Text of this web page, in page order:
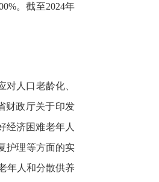
。截至2024年
人口老龄化、
财政厅关于印发
经济困难老年人
护理等方面的实
年人和分散供养